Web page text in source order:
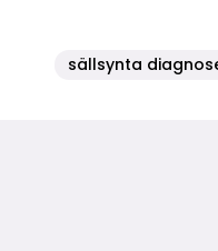
sällsynta